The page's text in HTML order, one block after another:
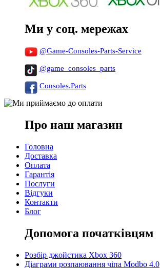
Ми у соц. мережах
@Game-Consoles-Parts-Service
@game_consoles_parts
Consoles.Parts
Про наш магазин
Головна
Доставка
Оплата
Гарантія
Послуги
Відгуки
Контакти
Блог
Допомога початківцям
Розбір джойстика Xbox 360
Діаграми розпаювання чіпа Modbo 4.0